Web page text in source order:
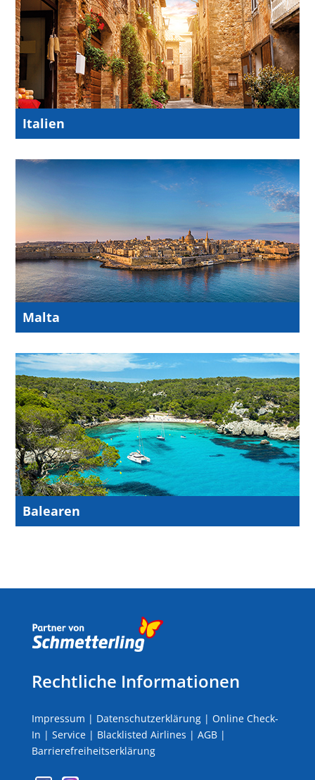
Italien
Malta
Balearen
Rechtliche Informationen
Impressum | Datenschutzerklärung| Online Check-
In | Service| Blacklisted Airlines | AGB|
Barrierefreiheitserklärung